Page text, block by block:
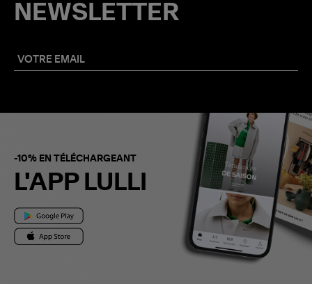
NEWSLETTER
-10% EN TÉLÉCHARGEANT
L'APP LULLI